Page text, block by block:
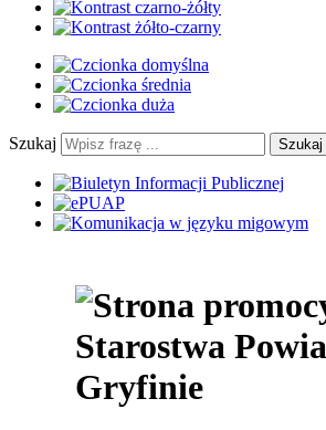
Szukaj Szukaj